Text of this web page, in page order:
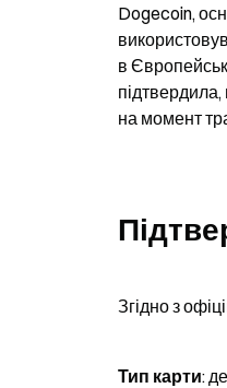
Dogecoin,
в
на момент
Згідно з
Тип карти: